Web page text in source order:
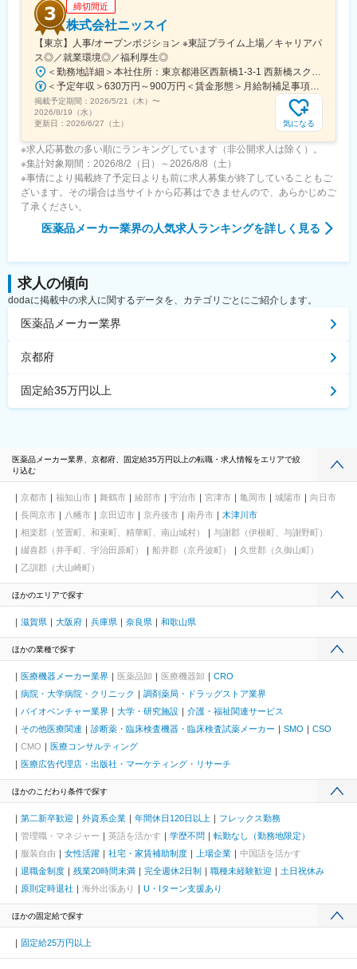
締切間近
株式会社ニッスイ
【東京】人事/オープンポジション ※東証プライム上場／キャリアパ
ス◎／就業環境◎／福利厚生◎
＜勤務地詳細＞本社住所：東京都港区西新橋1-3-1 西新橋スクエア勤務地最寄駅：東京メトロ線／内幸町駅受動喫煙対策：屋内全面禁煙変更の範囲：会社の定める事業所（リモートワーク含む）
＜予定年収＞630万円～900万円＜賃金形態＞月給制補足事項なし＜賃金内訳＞月額（基本給）：330,000円～448,000円＜月給＞330,000円～448,000円＜昇給有無＞有＜残業手当＞有＜給与補足＞※給与詳細は、経験・経歴を考慮のうえ、決定します。■賞与：年2回（6月・12月）※2026年 度見込（ 6.0ヶ月）※時間外、法定外休日勤務をした場合は30%の割増手当支給法定休日勤務の場合は、35%の割増手当支給賃金はあくまでも目安の金額であり、選考を通じて上下する可能性があります。月給(月額)は固定手当を含めた表記です。
掲載予定期間： 2026/5/21（木） 〜
2026/8/19（水）
更新日： 2026/6/27（土） 気になる
※求人応募数の多い順にランキングしています（非公開求人は除く）。
※集計対象期間：2026/8/2（日）～2026/8/8（土）
※事情により掲載終了予定日よりも前に求人募集が終了していることもご
ざいます。その場合は当サイトから応募はできませんので、あらかじめご
了承ください。
医薬品メーカー業界の人気求人ランキングを詳しく見る
求人の傾向
dodaに掲載中の求人に関するデータを、カテゴリごとにご紹介します。
医薬品メーカー業界
京都府
固定給35万円以上
医薬品メーカー業界、京都府、固定給35万円以上の転職・求人情報をエリアで絞
り込む
京都市 福知山市 舞鶴市 綾部市 宇治市 宮津市 亀岡市 城陽市
向日市
長岡京市
八幡市 京田辺市 京丹後市 南丹市
木津川市
相楽郡（笠置町、和束町、精華町、南山城村）
与謝郡（伊根町、与謝野町）
綴喜郡（井手町、宇治田原町）
船井郡（京丹波町）
久世郡（久御山町）
乙訓郡（大山崎町）
ほかのエリアで探す
滋賀県 大阪府 兵庫県 奈良県 和歌山県
ほかの業種で探す
医療機器メーカー業界 医薬品卸 医療機器卸
CRO
病院・大学病院・クリニック
調剤薬局・ドラッグストア業界
バイオベンチャー業界
大学・研究施設
介護・福祉関連サービス
その他医療関連
診断薬・臨床検査機器・臨床検査試薬メーカー SMO
CSO
CMO
医療コンサルティング
医療広告代理店・出版社・マーケティング・リサーチ
ほかのこだわり条件で探す
第二新卒歓迎 外資系企業 年間休日120日以上
フレックス勤務
管理職・マネジャー
英語を活かす 学歴不問
転勤なし（勤務地限定）
服装自由
女性活躍 社宅・家賃補助制度 上場企業
中国語を活かす
退職金制度
残業20時間未満 完全週休2日制 職種未経験歓迎
土日祝休み
原則定時退社
海外出張あり U・Iターン支援あり
ほかの固定給で探す
固定給25万円以上